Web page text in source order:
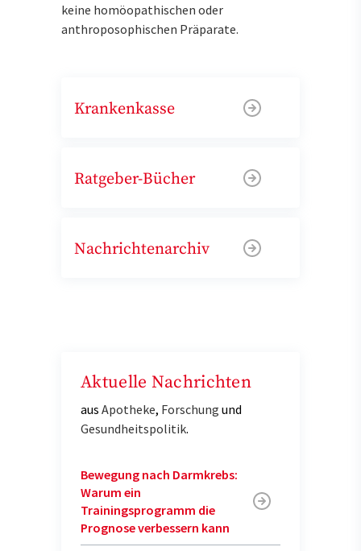
keine homöopathischen oder
anthroposophischen Präparate.
Krankenkasse
Ratgeber-Bücher
Nachrichtenarchiv
Aktuelle Nachrichten
aus Apotheke, Forschung und
Gesundheitspolitik.
Bewegung nach Darmkrebs:
Warum ein
Trainingsprogramm die
Prognose verbessern kann